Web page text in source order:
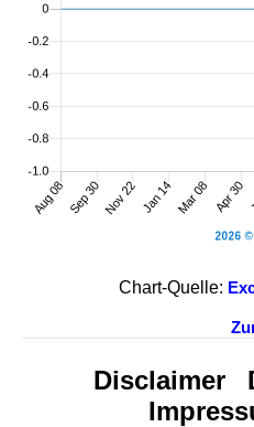
Chart-Quelle:
Disclaimer